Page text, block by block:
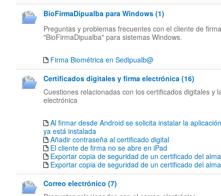
BioFirmaDipualba para Windows (1)
Preguntas y problemas frecuentes con el cliente de firma
"BioFirmaDipualba" para sistemas Windows.
Firma Biométrica en Sedipualb@
Certificados digitales y firma electrónica (16)
Cuestiones relacionadas con los certificados digitales y
electrónica
Al firmar desde Android se solicita instalar la
ya está instalada
Añadir contraseña al certificado digital
El cliente de firma no se abre en iPad
Exportar copia de seguridad de un certificado del
Exportar copia de seguridad de un certificado del
Correo electrónico (7)